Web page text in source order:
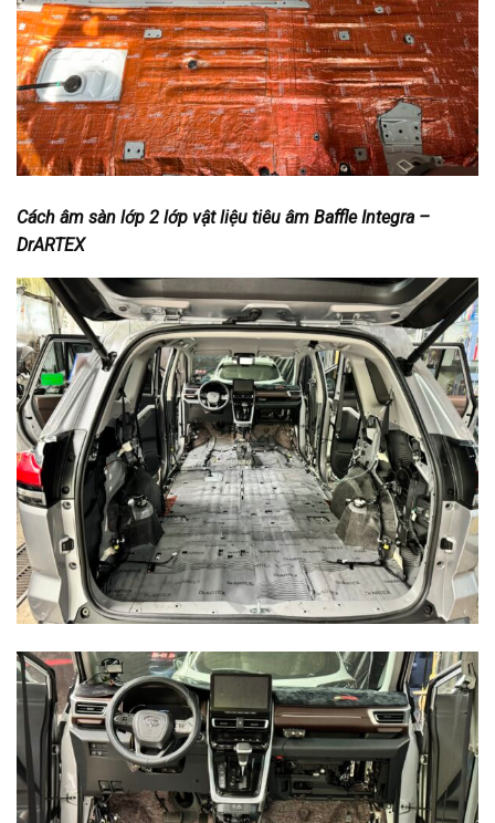
Cách âm sàn lớp 2 lớp vật liệu tiêu âm Baffle Integra –
DrARTEX